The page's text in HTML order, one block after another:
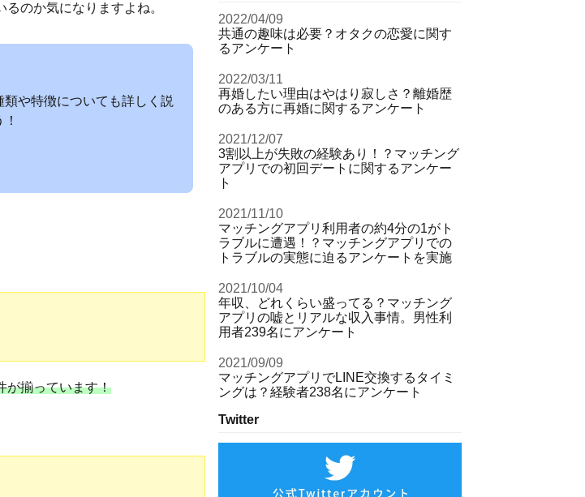
のか気になりますよね。
や特徴についても詳しく説
が揃っています！
2022/04/09
共通の趣味は必要？オタクの恋愛に関す
るアンケート
2022/03/11
再婚したい理由はやはり寂しさ？離婚歴
のある方に再婚に関するアンケート
2021/12/07
3割以上が失敗の経験あり！？マッチング
アプリでの初回デートに関するアンケー
ト
2021/11/10
マッチングアプリ利用者の約4分の1がト
ラブルに遭遇！？マッチングアプリでの
トラブルの実態に迫るアンケートを実施
2021/10/04
年収、どれくらい盛ってる？マッチング
アプリの嘘とリアルな収入事情。男性利
用者239名にアンケート
2021/09/09
マッチングアプリでLINE交換するタイミ
ングは？経験者238名にアンケート
Twitter